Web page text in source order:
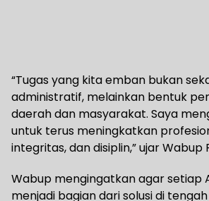
“Tugas yang kita emban bukan
administratif, melainkan bentuk
daerah dan masyarakat. Saya
untuk terus meningkatkan
integritas, dan disiplin,” ujar Wabup
Wabup mengingatkan agar setiap
menjadi bagian dari solusi di